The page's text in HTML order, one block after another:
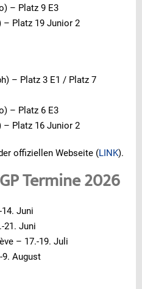
– Platz 9 E3
– Platz 19 Junior 2
– Platz 3 E1 / Platz 7
– Platz 6 E3
– Platz 16 Junior 2
offiziellen Webseite (LINK).
Termine 2026
Juni
21. Juni
– 17.-19. Juli
9. August